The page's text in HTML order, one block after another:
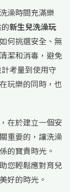
澡時間充滿樂
新生兒洗澡玩
何挑選安全、無
潔和消毒，避免
考量到使用守
玩樂的同時，也
在於建立一個安
重要的，讓洗澡
的寶貴時光。
您輕鬆應對育兒
好的時光。